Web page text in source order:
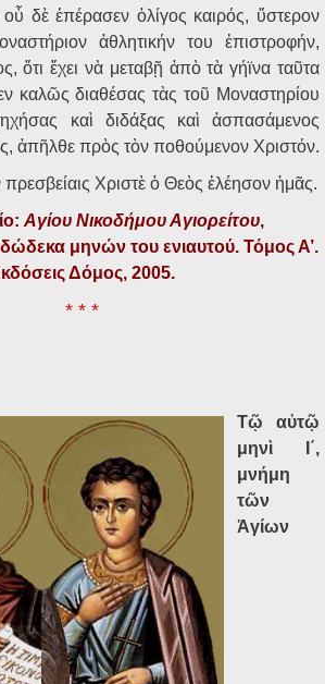
δὲ ἐπέρασεν ὀλίγος καιρός, ὕστερον
ἀθλητικήν του ἐπιστροφήν,
ὅτι ἔχει νὰ μεταβῇ ἀπὸ τὰ γήϊνα ταῦτα
καλῶς διαθέσας τὰς τοῦ Μοναστηρίου
καὶ διδάξας καὶ ἀσπασάμενος
ἀπῆλθε πρὸς τὸν ποθούμενον Χριστόν.
Χριστὲ ὁ Θεὸς ἐλέησον ἡμᾶς.
Αγίου Νικοδήμου Αγιορείτου,
μηνών του ενιαυτού. Τόμος Α’.
Δόμος, 2005.
* * *
Τῷ αὐτῷ
μηνὶ Ι΄,
μνήμη
τῶν
Ἁγίων